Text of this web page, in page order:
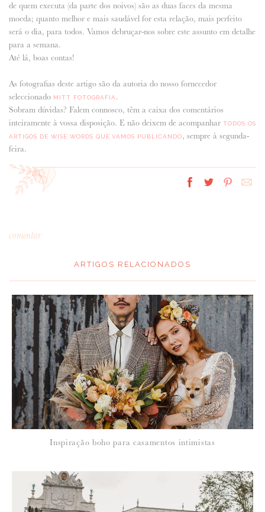
de quem executa (da parte dos noivos) são as duas faces da mesma
moeda; quanto melhor e mais saudável for esta relação, mais perfeito
será o dia, para todos. Vamos debruçar-nos sobre este assunto em detalhe
para a semana.
Até lá, boas contas!
As fotografias deste artigo são da autoria do nosso fornecedor
seleccionado MITT FOTOGRAFIA.
Sobram dúvidas? Falem connosco, têm a caixa dos comentários
inteiramente à vossa disposição. E não deixem de acompanhar TODOS OS
ARTIGOS DE WISE WORDS QUE VAMOS PUBLICANDO, sempre à segunda-
feira.
comentar
ARTIGOS RELACIONADOS
Inspiração boho para casamentos intimistas